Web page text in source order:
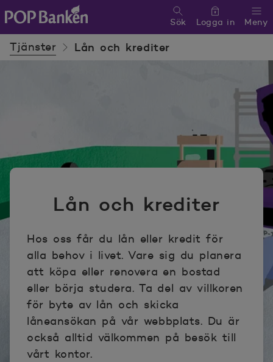
POP banken, till hemsidan
Meny
Sök Logga in
Tjänster Lån och krediter
Lån och krediter
Hos oss får du lån eller kredit för
alla behov i livet. Vare sig du planera
att köpa eller renovera en bostad
eller börja studera. Ta del av villkoren
för byte av lån och skicka
låneansökan på vår webbplats. Du är
också alltid välkommen på besök till
vårt kontor.